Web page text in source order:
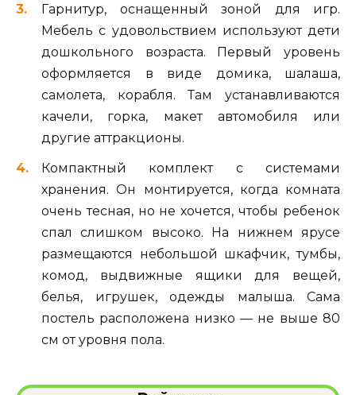
Гарнитур, оснащенный зоной для игр.
Мебель с удовольствием используют дети
дошкольного возраста. Первый уровень
оформляется в виде домика, шалаша,
самолета, корабля. Там устанавливаются
качели, горка, макет автомобиля или
другие аттракционы.
Компактный комплект с системами
хранения. Он монтируется, когда комната
очень тесная, но не хочется, чтобы ребенок
спал слишком высоко. На нижнем ярусе
размещаются небольшой шкафчик, тумбы,
комод, выдвижные ящики для вещей,
белья, игрушек, одежды малыша. Сама
постель расположена низко — не выше 80
см от уровня пола.